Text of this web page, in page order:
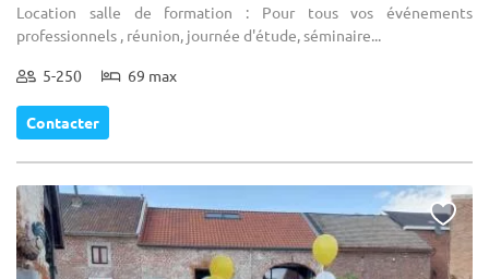
Location salle de formation : Pour tous vos événements
professionnels , réunion, journée d'étude, séminaire...
5-250 69 max
Contacter